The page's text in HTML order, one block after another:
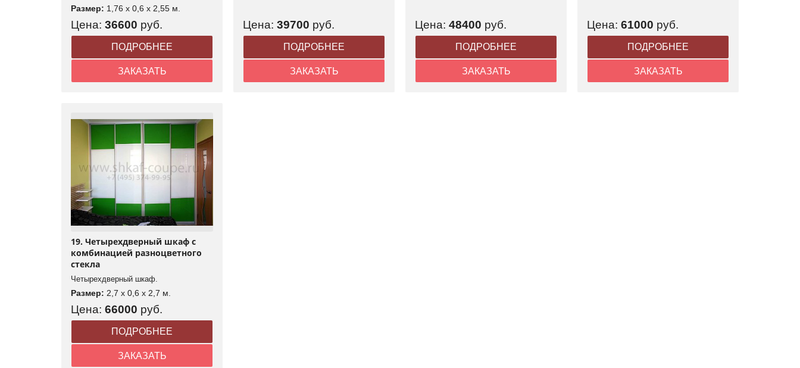
Размер: 1,76 x 0,6 x 2,55 м.
Цена: 36600 руб.
ПОДРОБНЕЕ
ЗАКАЗАТЬ
Цена: 39700 руб.
ПОДРОБНЕЕ
ЗАКАЗАТЬ
Цена: 48400 руб.
ПОДРОБНЕЕ
ЗАКАЗАТЬ
Цена: 61000 руб.
ПОДРОБНЕЕ
ЗАКАЗАТЬ
19. Четырехдверный шкаф с
комбинацией разноцветного
стекла
Четырехдверный шкаф.
Размер: 2,7 x 0,6 x 2,7 м.
Цена: 66000 руб.
ПОДРОБНЕЕ
ЗАКАЗАТЬ